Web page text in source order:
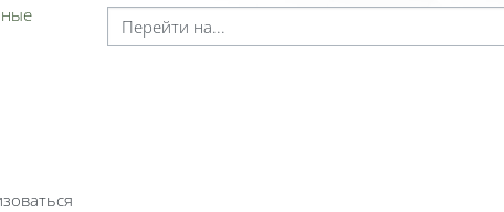
Перейти на...